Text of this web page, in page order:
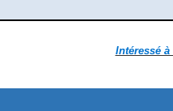
Intéressé